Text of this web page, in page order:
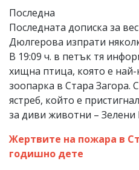
Последна
Последната дописка за
Дюлгерова изпрати
В 19:09 ч. в петък тя
хищна птица, която е
зоопарка в Стара Загора.
ястреб, който е
за диви животни – Зелени
Жертвите на пожара в
годишно дете